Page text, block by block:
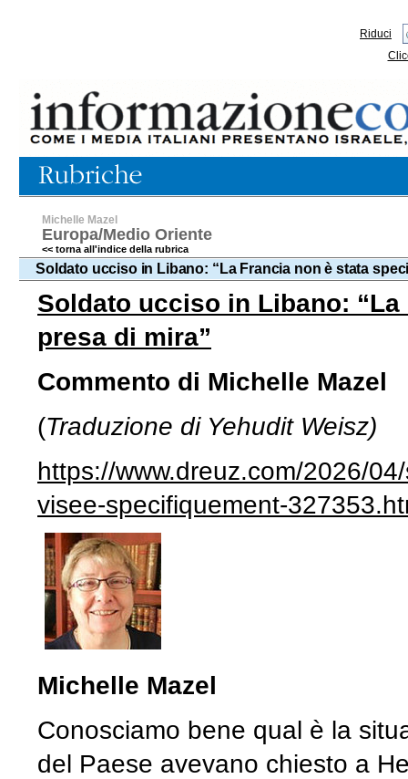
Riduci
Michelle Mazel
Europa/Medio Oriente
<< torna all'indice della rubrica
Soldato ucciso in Libano: “La Francia non è stata
Soldato ucciso in Libano:
presa di mira”
Commento di Michelle Mazel
(Traduzione di Yehudit Weisz)
https://www.dreuz.com/2026/
visee-specifiquement-
Michelle Mazel
Conosciamo bene qual è la
del Paese avevano chiesto a